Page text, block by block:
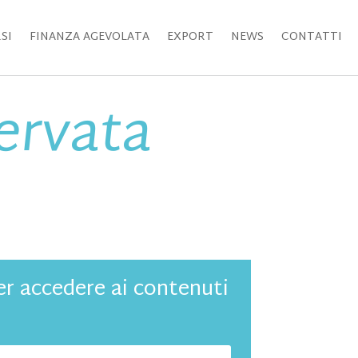
FINANZA AGEVOLATA EXPORT NEWS CONTATTI
accedere ai contenuti